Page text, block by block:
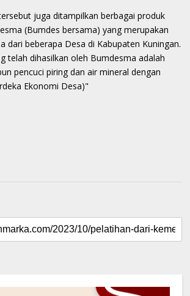
juga ditampilkan berbagai produk
(Bumdes bersama) yang merupakan
dari beberapa Desa di Kabupaten Kuningan.
telah dihasilkan oleh Bumdesma adalah
pencuci piring dan air mineral dengan
Ekonomi Desa)"